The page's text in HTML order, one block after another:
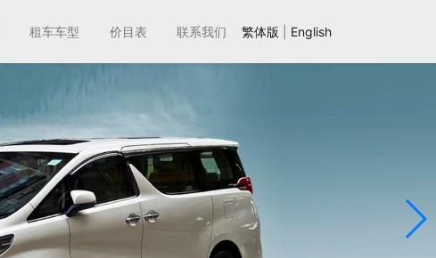
租车车型 价目表 联系我们 繁体版 English